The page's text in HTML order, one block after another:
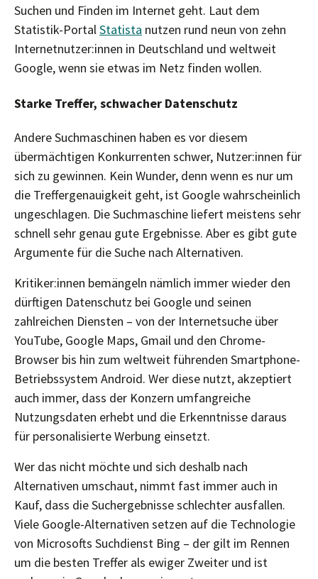
Suchen und Finden im Internet geht. Laut dem
Statistik-PortalStatista nutzen rund neun von zehn
Internetnutzer:innen in Deutschland und weltweit
Google, wenn sie etwas im Netz finden wollen.
Starke Treffer, schwacher Datenschutz
Andere Suchmaschinen haben es vor diesem
übermächtigen Konkurrenten schwer, Nutzer:innen für
sich zu gewinnen. Kein Wunder, denn wenn es nur um
die Treffergenauigkeit geht, ist Google wahrscheinlich
ungeschlagen. Die Suchmaschine liefert meistens sehr
schnell sehr genau gute Ergebnisse. Aber es gibt gute
Argumente für die Suche nach Alternativen.
Kritiker:innen bemängeln nämlich immer wieder den
dürftigen Datenschutz bei Google und seinen
zahlreichen Diensten – von der Internetsuche über
YouTube, Google Maps, Gmail und den Chrome-
Browser bis hin zum weltweit führenden Smartphone-
Betriebssystem Android. Wer diese nutzt, akzeptiert
auch immer, dass der Konzern umfangreiche
Nutzungsdaten erhebt und die Erkenntnisse daraus
für personalisierte Werbung einsetzt.
Wer das nicht möchte und sich deshalb nach
Alternativen umschaut, nimmt fast immer auch in
Kauf, dass die Suchergebnisse schlechter ausfallen.
Viele Google-Alternativen setzen auf die Technologie
von Microsofts Suchdienst Bing – der gilt im Rennen
um die besten Treffer als ewiger Zweiter und ist